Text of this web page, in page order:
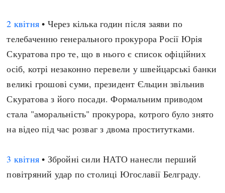
2 квітня • Через кілька годин після заяви по
телебаченню генерального прокурора Росії Юрія
Скуратова про те, що в нього є список офіційних
осіб, котрі незаконно перевели у швейцарські банки
великі грошові суми, президент Єльцин звільнив
Скуратова з його посади. Формальним приводом
стала "аморальність" прокурора, котрого було знято
на відео під час розваг з двома проститутками.
3 квітня • Збройні сили НАТО нанесли перший
повітряний удар по столиці Югославії Белграду.